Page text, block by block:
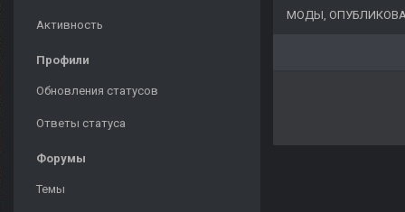
Активность
Профили
Обновления статусов
Ответы статуса
Форумы
Темы
МОДЫ,